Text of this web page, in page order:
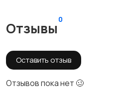
Отзывы
0
Оставить отзыв
Отзывов пока нет 🥴